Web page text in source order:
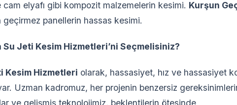
cam elyafı gibi kompozit malzemelerin kesimi. Kurşun
geçirmez panellerin hassas kesimi.
Su Jeti Kesim Hizmetleri’ni Seçmelisiniz?
Kesim Hizmetleri olarak, hassasiyet, hız ve hassasiyet
Uzman kadromuz, her projenin benzersiz
ve gelişmiş teknolojimiz, beklentilerin ötesinde